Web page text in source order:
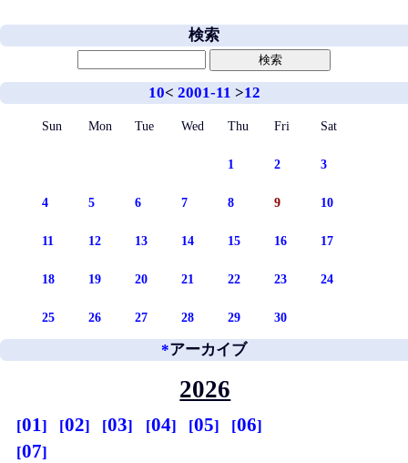
検索
10< 2001-11 >12
Sun Mon Tue Wed Thu Fri Sat
1 2 3
4 5 6 7 8 9 10
11 12 13 14 15 16 17
18 19 20 21 22 23 24
25 26 27 28 29 30
*アーカイブ
2026
01 02 03 04 05
06
07